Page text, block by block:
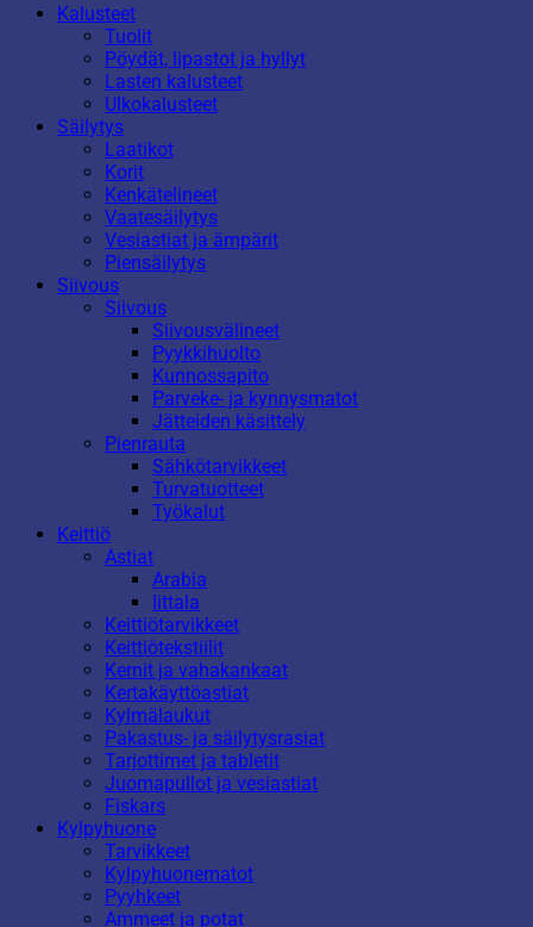
Kalusteet
Tuolit
Pöydät, lipastot ja hyllyt
Lasten kalusteet
Ulkokalusteet
Säilytys
Laatikot
Korit
Kenkätelineet
Vaatesäilytys
Vesiastiat ja ämpärit
Piensäilytys
Siivous
Siivous
Siivousvälineet
Pyykkihuolto
Kunnossapito
Parveke- ja kynnysmatot
Jätteiden käsittely
Pienrauta
Sähkötarvikkeet
Turvatuotteet
Työkalut
Keittiö
Astiat
Arabia
Iittala
Keittiötarvikkeet
Keittiötekstiilit
Kernit ja vahakankaat
Kertakäyttöastiat
Kylmälaukut
Pakastus- ja säilytysrasiat
Tarjottimet ja tabletit
Juomapullot ja vesiastiat
Fiskars
Kylpyhuone
Tarvikkeet
Kylpyhuonematot
Pyyhkeet
Ammeet ja potat